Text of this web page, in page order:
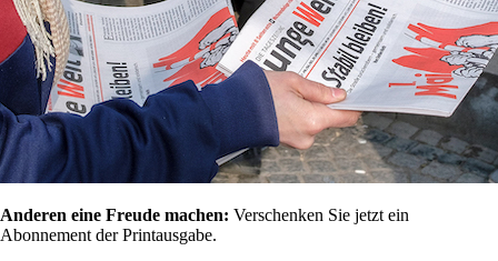
Anderen eine Freude machen: Verschenken Sie jetzt ein
Abonnement der Printausgabe.